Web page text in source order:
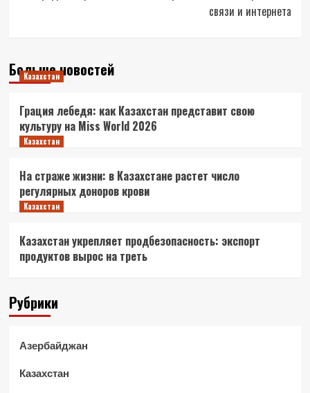
связи и интернета
Больше новостей
Казахстан
Грация лебедя: как Казахстан представит свою
культуру на Miss World 2026
Казахстан
На страже жизни: в Казахстане растет число
регулярных доноров крови
Казахстан
Казахстан укрепляет продбезопасность: экспорт
продуктов вырос на треть
Рубрики
Азербайджан
Казахстан